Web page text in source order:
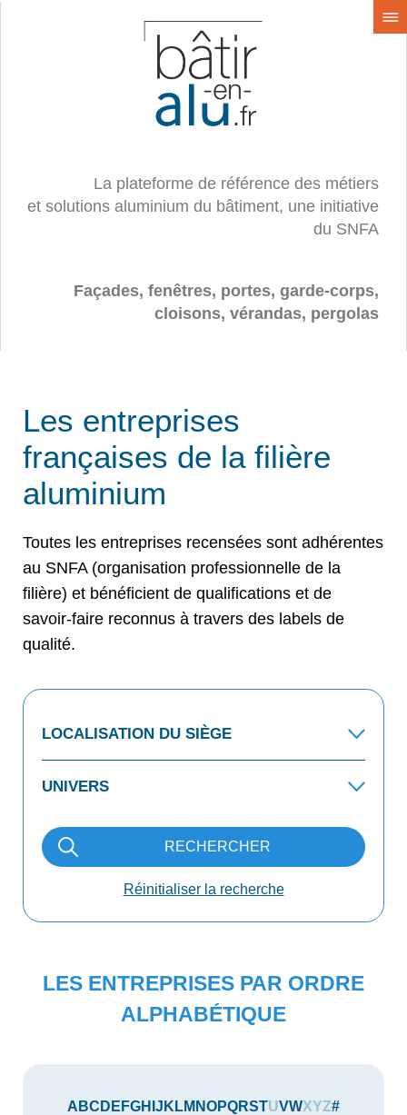
La plateforme de référence des métiers
et solutions aluminium du bâtiment, une initiative
du SNFA
Façades, fenêtres, portes, garde-corps,
cloisons, vérandas, pergolas
Les entreprises
françaises de la filière
aluminium
Toutes les entreprises recensées sont adhérentes
au SNFA (organisation professionnelle de la
filière) et bénéficient de qualifications et de
savoir-faire reconnus à travers des labels de
qualité.
RECHERCHER
Réinitialiser la recherche
LES ENTREPRISES PAR ORDRE
ALPHABÉTIQUE
A BC D E FGH J K LM NOPQRSTUVWXYZ#